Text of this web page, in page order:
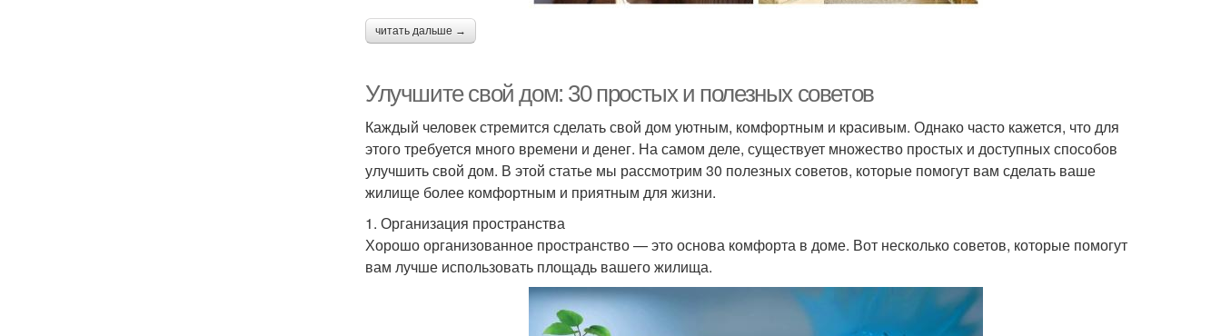
читать дальше →
Улучшите свой дом: 30 простых и полезных советов
Каждый человек стремится сделать свой дом уютным, комфортным и красивым. Однако часто кажется, что для
этого требуется много времени и денег. На самом деле, существует множество простых и доступных способов
улучшить свой дом. В этой статье мы рассмотрим 30 полезных советов, которые помогут вам сделать ваше
жилище более комфортным и приятным для жизни.
1. Организация пространства
Хорошо организованное пространство — это основа комфорта в доме. Вот несколько советов, которые помогут
вам лучше использовать площадь вашего жилища.